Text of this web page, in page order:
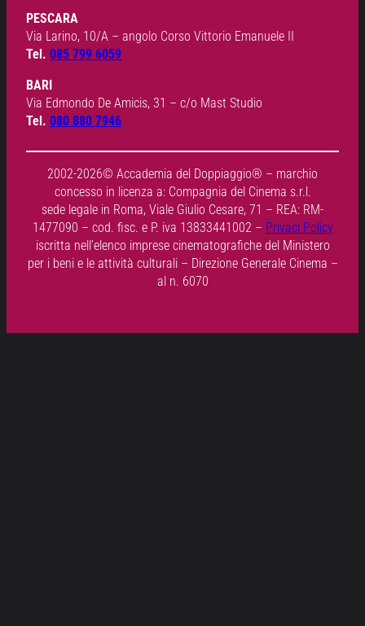
PESCARA
Via Larino, 10/A – angolo Corso Vittorio Emanuele II
Tel. 085 799 6059
BARI
Via Edmondo De Amicis, 31 – c/o Mast Studio
Tel. 080 880 7946
2002-2026© Accademia del Doppiaggio® – marchio
concesso in licenza a: Compagnia del Cinema s.r.l.
sede legale in Roma, Viale Giulio Cesare, 71 – REA: RM-
1477090 – cod. fisc. e P. iva 13833441002 – Privaci Policy
iscritta nell’elenco imprese cinematografiche del Ministero
per i beni e le attività culturali – Direzione Generale Cinema –
al n. 6070